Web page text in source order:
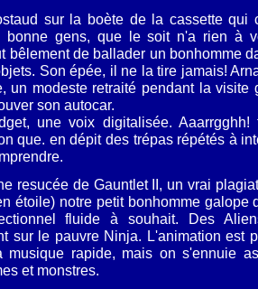
sur la boète de la cassette qui
bonne gens, que le soit n'a rien à
bêlement de ballader un bonhomme
Son épée, il ne la tire jamais!
un modeste retraité pendant la visite
son autocar.
une voix digitalisée.
que. en dépit des trépas répétés à
resucée de Gauntlet II, un vrai
étoile) notre petit bonhomme galope
fluide à souhait. Des
sur le pauvre Ninja. L'animation est
rapide, mais on s'ennuie
et monstres.